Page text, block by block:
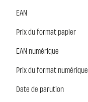
EAN
Prix du format papier
EAN numérique
Prix du format numérique
Date de parution